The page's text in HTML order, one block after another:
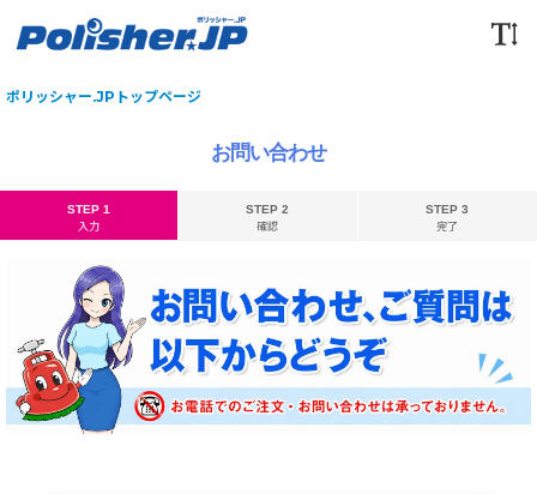
ポリッシャー.JPトップページ
お問い合わせ
STEP 1
入力
STEP 2
確認
STEP 3
完了